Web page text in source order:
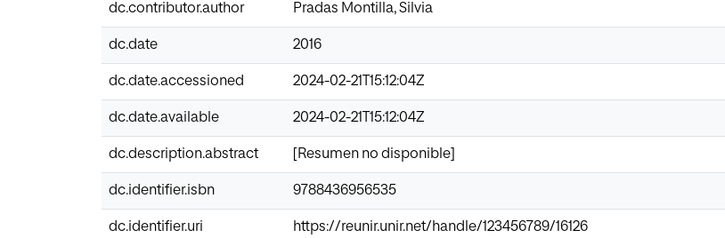
dc.contributor.author Pradas Montilla, Silvia
dc.date 2016
dc.date.accessioned 2024-02-21T15:12:04Z
dc.date.available 2024-02-21T15:12:04Z
dc.description.abstract [Resumen no disponible]
dc.identifier.isbn 9788436956535
dc.identifier.uri https://reunir.unir.net/handle/123456789/16126